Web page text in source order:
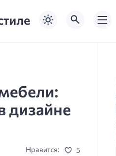
дизайне
Нравится: 5